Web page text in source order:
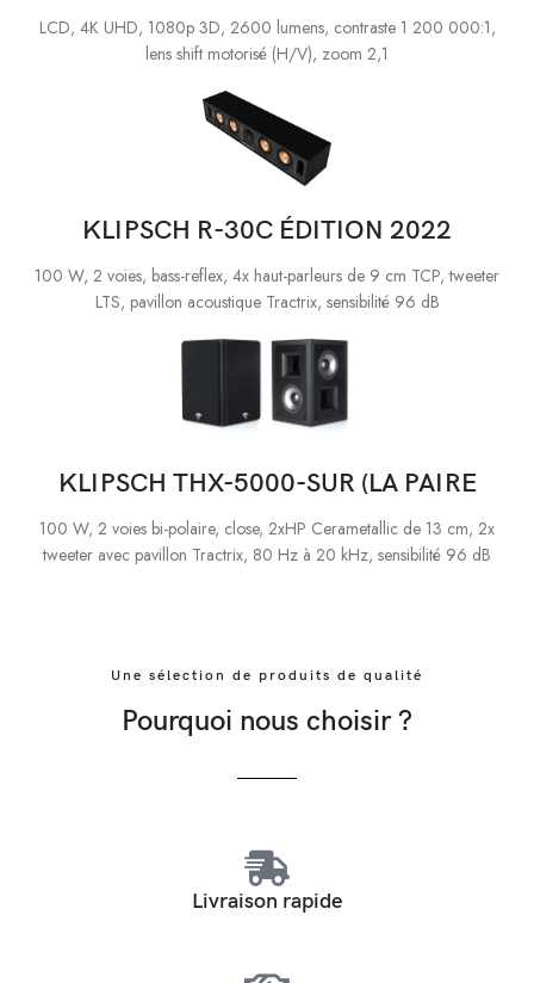
LCD, 4K UHD, 1080p 3D, 2600 lumens, contraste 1 200 000:1,
lens shift motorisé (H/V), zoom 2,1
KLIPSCH R-30C ÉDITION 2022
100 W, 2 voies, bass-reflex, 4x haut-parleurs de 9 cm TCP, tweeter
LTS, pavillon acoustique Tractrix, sensibilité 96 dB
KLIPSCH THX-5000-SUR (LA PAIRE
100 W, 2 voies bi-polaire, close, 2xHP Cerametallic de 13 cm, 2x
tweeter avec pavillon Tractrix, 80 Hz à 20 kHz, sensibilité 96 dB
Une sélection de produits de qualité
Pourquoi nous choisir ?
Livraison rapide